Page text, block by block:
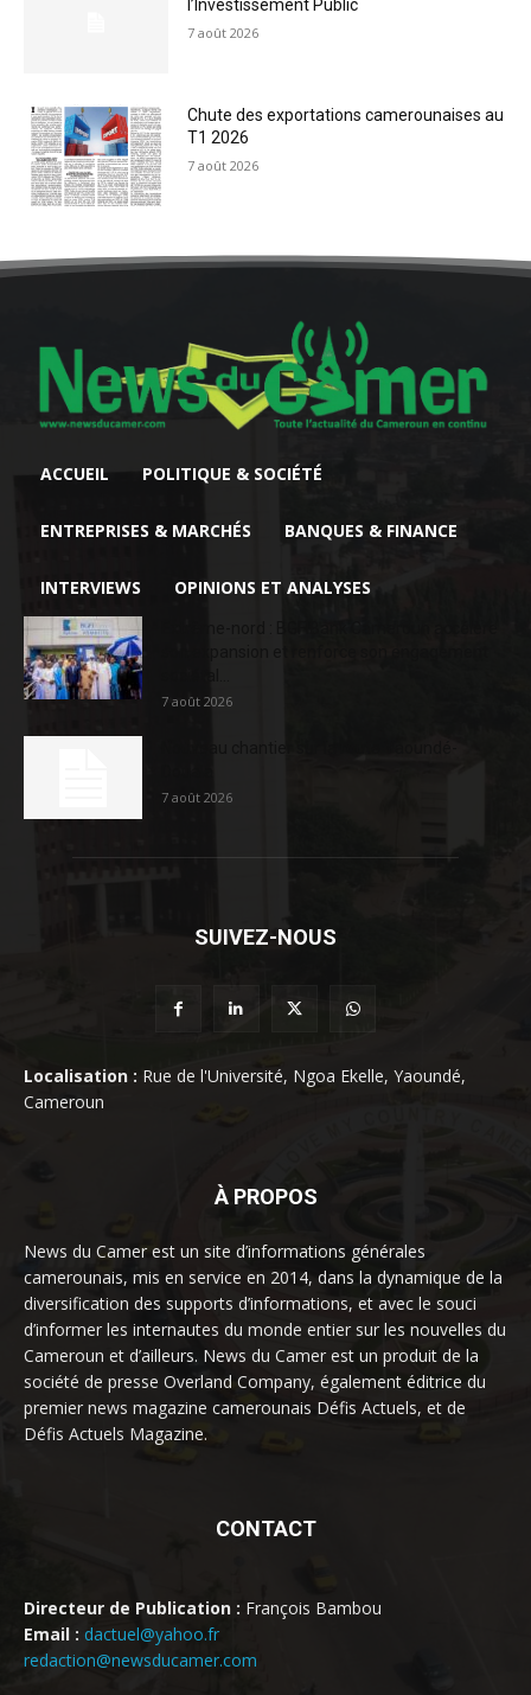
l’Investissement Public
7 août 2026
Chute des exportations camerounaises au
T1 2026
7 août 2026
ACCUEIL POLITIQUE & SOCIÉTÉ
ENTREPRISES & MARCHÉS BANQUES & FINANCE
INTERVIEWS OPINIONS ET ANALYSES
7 août 2026
7 août 2026
SUIVEZ-NOUS
Localisation : Rue de l'Université, Ngoa Ekelle, Yaoundé,
Cameroun
À PROPOS
News du Camer est un site d’informations générales
camerounais, mis en service en 2014, dans la dynamique de la
diversification des supports d’informations, et avec le souci
d’informer les internautes du monde entier sur les nouvelles du
Cameroun et d’ailleurs. News du Camer est un produit de la
société de presse Overland Company, également éditrice du
premier news magazine camerounais Défis Actuels, et de
Défis Actuels Magazine.
CONTACT
Directeur de Publication : François Bambou
Email : dactuel@yahoo.fr
redaction@newsducamer.com